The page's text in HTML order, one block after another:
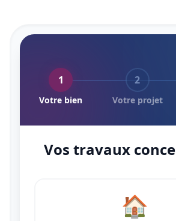
1
Votre bien
2
Votre projet
Vos travaux
🏠